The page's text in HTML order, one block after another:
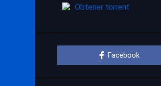
Obtener torrent
Facebook